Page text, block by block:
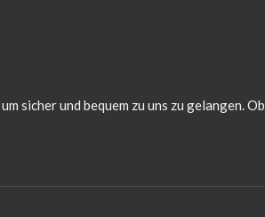
sicher und bequem zu uns zu gelangen. Ob